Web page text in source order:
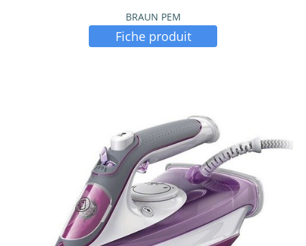
BRAUN PEM
Fiche produit